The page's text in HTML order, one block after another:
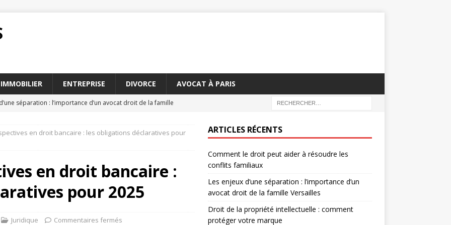
IMMOBILIER ENTREPRISE DIVORCE AVOCAT À PARIS
séparation : l’importance d’un avocat droit de la famille
intellectuelle : comment protéger votre marque
vos obligations en matière de délai déclaration sinistre
en droit bancaire : les obligations déclaratives pour
en droit bancaire :
pour 2025
Juridique Commentaires fermés
ARTICLES RÉCENTS
Comment le droit peut aider à résoudre les
conflits familiaux
Les enjeux d’une séparation : l’importance d’un
avocat droit de la famille Versailles
Droit de la propriété intellectuelle : comment
protéger votre marque